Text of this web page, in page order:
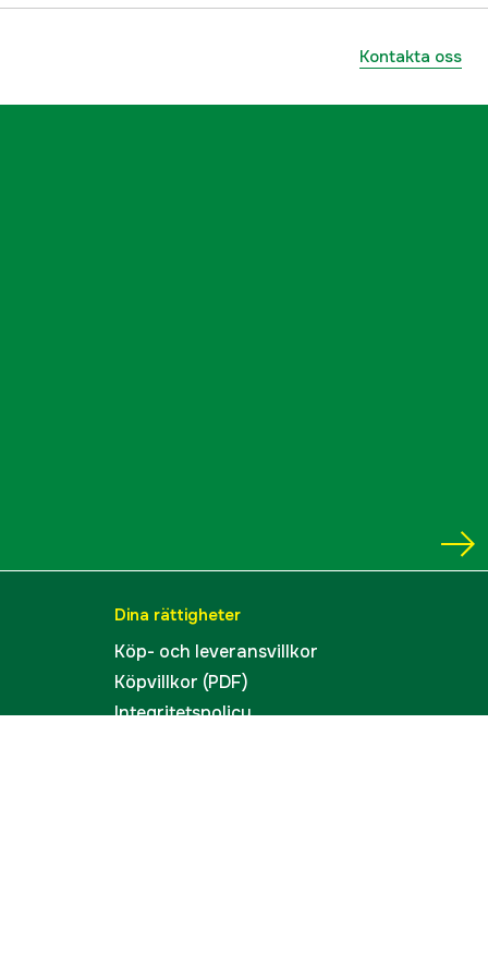
0840316307901
Kontakta oss
Dina rättigheter
Köp- och leveransvillkor
Köpvillkor (PDF)
Integritetspolicy